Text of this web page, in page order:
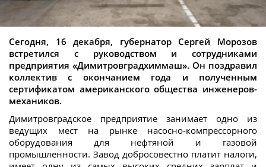
Сегодня, 16 декабря, губернатор Сергей Морозов
встретился с руководством и сотрудниками
предприятия «Димитровградхиммаш». Он поздравил
коллектив с окончанием года и полученным
сертификатом американского общества инженеров-
механиков.
Димитровградское предприятие занимает одно из
ведущих мест на рынке насосно-компрессорного
оборудования для нефтяной и газовой
промышленности. Завод добросовестно платит налоги,